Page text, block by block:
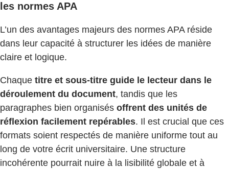
les normes APA
L’un des avantages majeurs des normes APA réside
dans leur capacité à structurer les idées de manière
claire et logique.
Chaque titre et sous-titre guide le lecteur dans le
déroulement du document, tandis que les
paragraphes bien organisés offrent des unités de
réflexion facilement repérables. Il est crucial que ces
formats soient respectés de manière uniforme tout au
long de votre écrit universitaire. Une structure
incohérente pourrait nuire à la lisibilité globale et à